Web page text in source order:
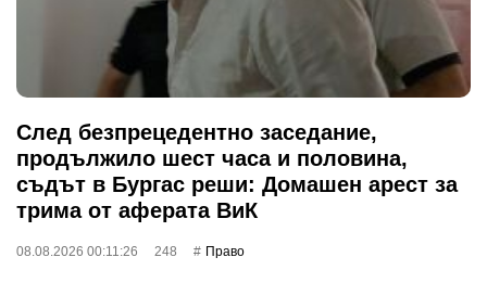
След безпрецедентно заседание,
продължило шест часа и половина,
съдът в Бургас реши: Домашен арест за
трима от аферата ВиК
08.08.2026 00:11:26 248 Право